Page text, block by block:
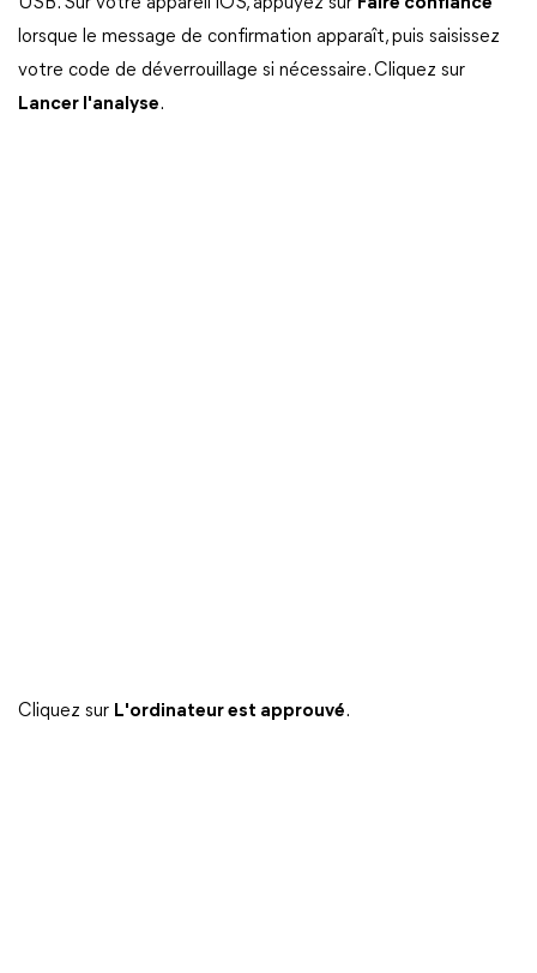
lorsque le message de confirmation apparaît, puis saisissez
votre code de déverrouillage si nécessaire. Cliquez sur
Lancer l'analyse.
Cliquez sur L'ordinateur est approuvé.